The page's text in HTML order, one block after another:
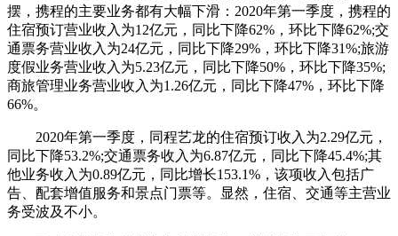
摆，携程的主要业务都有大幅下滑：2020年第一季度，携程的
住宿预订营业收入为12亿元，同比下降62%，环比下降62%;交
通票务营业收入为24亿元，同比下降29%，环比下降31%;旅游
度假业务营业收入为5.23亿元，同比下降50%，环比下降35%;
商旅管理业务营业收入为1.26亿元，同比下降47%，环比下降
66%。
2020年第一季度，同程艺龙的住宿预订收入为2.29亿元，
同比下降53.2%;交通票务收入为6.87亿元，同比下降45.4%;其
他业务收入为0.89亿元，同比增长153.1%，该项收入包括广
告、配套增值服务和景点门票等。显然，住宿、交通等主营业
务受波及不小。